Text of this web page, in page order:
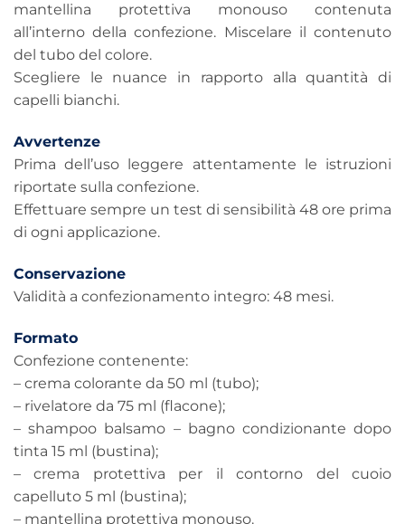
mantellina protettiva monouso contenuta
all’interno della confezione. Miscelare il contenuto
del tubo del colore.
Scegliere le nuance in rapporto alla quantità di
capelli bianchi.
Avvertenze
Prima dell’uso leggere attentamente le istruzioni
riportate sulla confezione.
Effettuare sempre un test di sensibilità 48 ore prima
di ogni applicazione.
Conservazione
Validità a confezionamento integro: 48 mesi.
Formato
Confezione contenente:
– crema colorante da 50 ml (tubo);
– rivelatore da 75 ml (flacone);
– shampoo balsamo – bagno condizionante dopo
tinta 15 ml (bustina);
– crema protettiva per il contorno del cuoio
capelluto 5 ml (bustina);
– mantellina protettiva monouso.